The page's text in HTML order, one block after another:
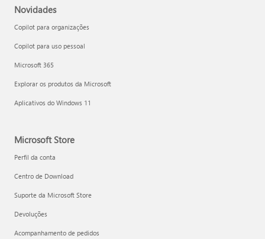
Novidades
Copilot para organizações
Copilot para uso pessoal
Microsoft 365
Explorar os produtos da Microsoft
Aplicativos do Windows 11
Microsoft Store
Perfil da conta
Centro de Download
Suporte da Microsoft Store
Devoluções
Acompanhamento de pedidos